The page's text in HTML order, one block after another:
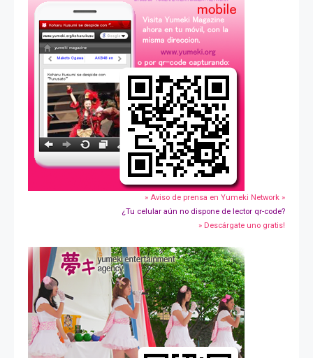
» Aviso de prensa en Yumeki Network »
¿Tu celular aún no dispone de lector qr-code?
» Descárgate uno gratis!